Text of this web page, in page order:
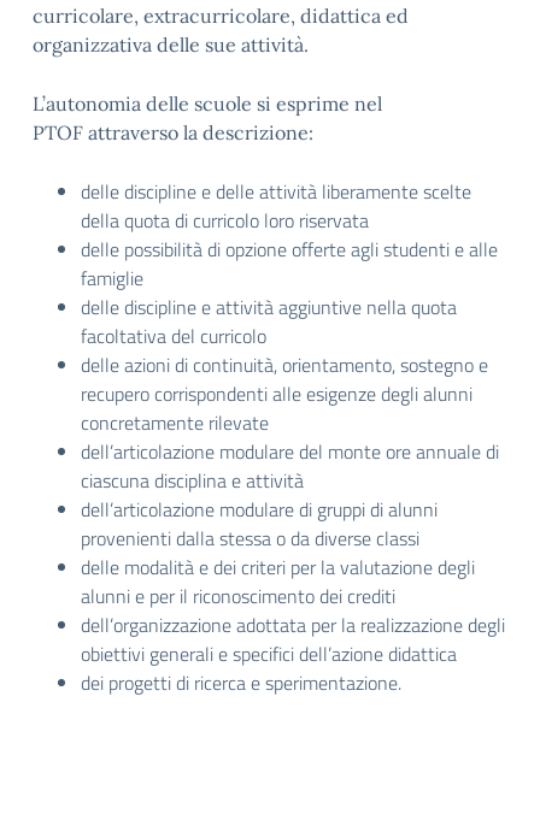
curricolare, extracurricolare, didattica ed
organizzativa delle sue attività.
L’autonomia delle scuole si esprime nel
PTOF attraverso la descrizione:
delle discipline e delle attività liberamente scelte
della quota di curricolo loro riservata
delle possibilità di opzione offerte agli studenti e alle
famiglie
delle discipline e attività aggiuntive nella quota
facoltativa del curricolo
delle azioni di continuità, orientamento, sostegno e
recupero corrispondenti alle esigenze degli alunni
concretamente rilevate
dell’articolazione modulare del monte ore annuale di
ciascuna disciplina e attività
dell’articolazione modulare di gruppi di alunni
provenienti dalla stessa o da diverse classi
delle modalità e dei criteri per la valutazione degli
alunni e per il riconoscimento dei crediti
dell’organizzazione adottata per la realizzazione degli
obiettivi generali e specifici dell’azione didattica
dei progetti di ricerca e sperimentazione.